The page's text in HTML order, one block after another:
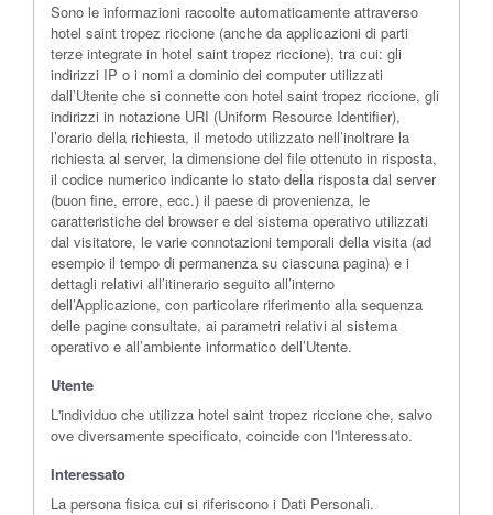
Sono le informazioni raccolte automaticamente attraverso
hotel saint tropez riccione (anche da applicazioni di parti
terze integrate in hotel saint tropez riccione), tra cui: gli
indirizzi IP o i nomi a dominio dei computer utilizzati
dall’Utente che si connette con hotel saint tropez riccione, gli
indirizzi in notazione URI (Uniform Resource Identifier),
l’orario della richiesta, il metodo utilizzato nell’inoltrare la
richiesta al server, la dimensione del file ottenuto in risposta,
il codice numerico indicante lo stato della risposta dal server
(buon fine, errore, ecc.) il paese di provenienza, le
caratteristiche del browser e del sistema operativo utilizzati
dal visitatore, le varie connotazioni temporali della visita (ad
esempio il tempo di permanenza su ciascuna pagina) e i
dettagli relativi all’itinerario seguito all’interno
dell’Applicazione, con particolare riferimento alla sequenza
delle pagine consultate, ai parametri relativi al sistema
operativo e all’ambiente informatico dell’Utente.
Utente
L'individuo che utilizza hotel saint tropez riccione che, salvo
ove diversamente specificato, coincide con l'Interessato.
Interessato
La persona fisica cui si riferiscono i Dati Personali.